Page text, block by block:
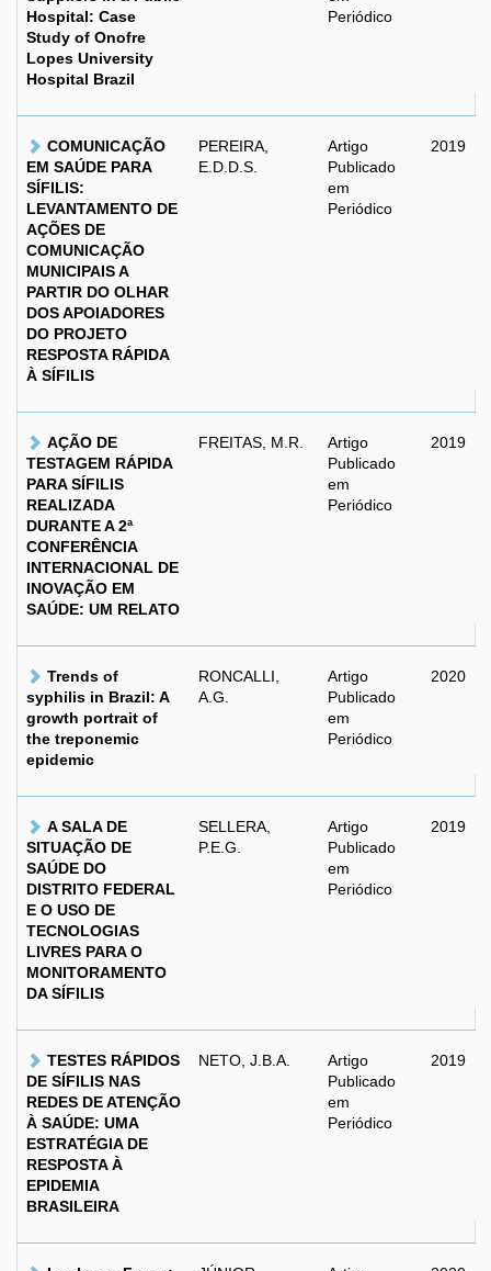
Hospital: Case
Study of Onofre
Lopes University
Hospital Brazil
Periódico
COMUNICAÇÃO
EM SAÚDE PARA
SÍFILIS:
LEVANTAMENTO DE
AÇÕES DE
COMUNICAÇÃO
MUNICIPAIS A
PARTIR DO OLHAR
DOS APOIADORES
DO PROJETO
RESPOSTA RÁPIDA
À SÍFILIS
PEREIRA,
E.D.D.S.
Artigo
Publicado
em
Periódico
2019
AÇÃO DE
TESTAGEM RÁPIDA
PARA SÍFILIS
REALIZADA
DURANTE A 2ª
CONFERÊNCIA
INTERNACIONAL DE
INOVAÇÃO EM
SAÚDE: UM RELATO
FREITAS, M.R.
Artigo
Publicado
em
Periódico
2019
Trends of
syphilis in Brazil: A
growth portrait of
the treponemic
epidemic
RONCALLI,
A.G.
Artigo
Publicado
em
Periódico
2020
A SALA DE
SITUAÇÃO DE
SAÚDE DO
DISTRITO FEDERAL
E O USO DE
TECNOLOGIAS
LIVRES PARA O
MONITORAMENTO
DA SÍFILIS
SELLERA,
P.E.G.
Artigo
Publicado
em
Periódico
2019
TESTES RÁPIDOS
DE SÍFILIS NAS
REDES DE ATENÇÃO
À SAÚDE: UMA
ESTRATÉGIA DE
RESPOSTA À
EPIDEMIA
BRASILEIRA
NETO, J.B.A.
Artigo
Publicado
em
Periódico
2019